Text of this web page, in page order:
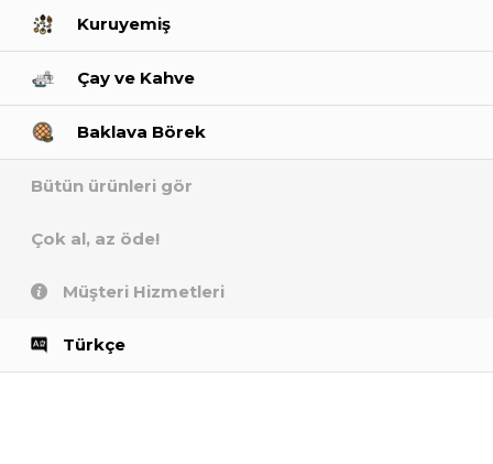
Kuruyemiş
Çay ve Kahve
Baklava Börek
Bütün ürünleri gör
Çok al, az öde!
Müşteri Hizmetleri
Türkçe